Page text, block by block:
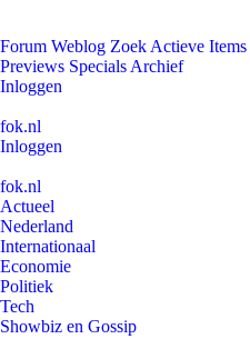
Forum Weblog Zoek Actieve Items
Previews Specials Archief
Inloggen
fok.nl
Inloggen
fok.nl
Actueel
Nederland
Internationaal
Economie
Politiek
Tech
Showbiz en Gossip